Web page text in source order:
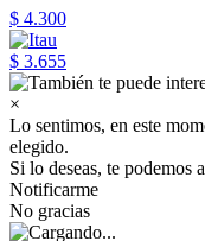
$ 4.300
$ 3.655
×
Lo sentimos, en este
elegido.
Si lo deseas, te podemos
Notificarme
No gracias